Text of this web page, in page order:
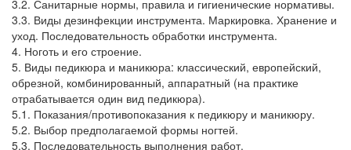
3.2. Санитарные нормы, правила и гигиенические нормативы.
3.3. Виды дезинфекции инструмента. Маркировка. Хранение и
уход. Последовательность обработки инструмента.
4. Ноготь и его строение.
5. Виды педикюра и маникюра: классический, европейский,
обрезной, комбинированный, аппаратный (на практике
отрабатывается один вид педикюра).
5.1. Показания/противопоказания к педикюру и маникюру.
5.2. Выбор предполагаемой формы ногтей.
5.3. Последовательность выполнения работ.